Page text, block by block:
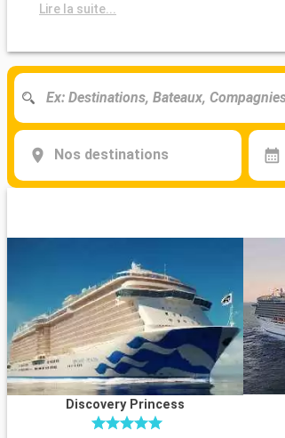
Lire la suite...
Nos destinations
Discovery Princess